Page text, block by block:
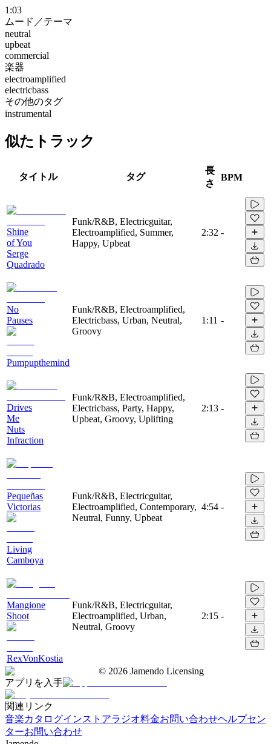
1:03
ムード／テーマ
neutral
upbeat
commercial
楽器
electroamplified
electricbass
その他のタグ
instrumental
似たトラック
タイトル タグ
長
さ
BPM
Shine
of You
Serge
Quadrado
Funk/R&B, Electricguitar,
Electroamplified, Summer,
Happy, Upbeat
2:32 -
No
Pauses
Pumpupthemind
Funk/R&B, Electroamplified,
Electricbass, Urban, Neutral,
Groovy
1:11 -
Drives
Me
Nuts
Infraction
Funk/R&B, Electroamplified,
Electricbass, Party, Happy,
Upbeat, Groovy, Uplifting
2:13 -
Pequeñas
Victorias
Living
Camboya
Funk/R&B, Electricguitar,
Electroamplified, Contemporary,
Neutral, Funny, Upbeat
4:54 -
Mangione
Shoot
RexVonKostia
Funk/R&B, Electricguitar,
Electroamplified, Urban,
Neutral, Groovy
2:15 -
© 2026 Jamendo Licensing
アプリを入手
関連リンク
音楽カタログインストアラジオ料金お問い合わせヘルプセン
ターお問い合わせ